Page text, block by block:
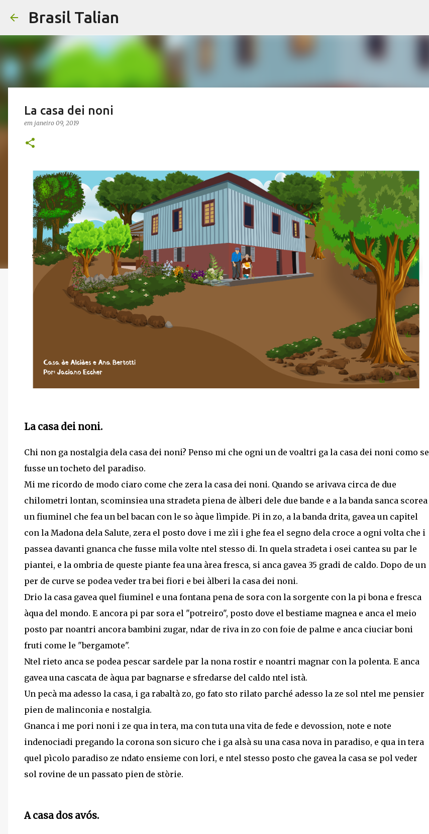
Brasil Talian
La casa dei noni
em janeiro 09, 2019
La casa dei noni.
Chi non ga nostalgia dela casa dei noni? Penso mi che ogni un de voaltri ga la casa dei noni como se
fusse un tocheto del paradiso.
Mi me ricordo de modo ciaro come che zera la casa dei noni. Quando se arivava circa de due
chilometri lontan, scominsiea una stradeta piena de àlberi dele due bande e a la banda sanca scorea
un fiuminel che fea un bel bacan con le so àque lìmpide. Pi in zo, a la banda drita, gavea un capitel
con la Madona dela Salute, zera el posto dove i me zìi i ghe fea el segno dela croce a ogni volta che i
passea davanti gnanca che fusse mila volte ntel stesso di. In quela stradeta i osei cantea su par le
piantei, e la ombria de queste piante fea una àrea fresca, si anca gavea 35 gradi de caldo. Dopo de un
per de curve se podea veder tra bei fiori e bei àlberi la casa dei noni.
Drio la casa gavea quel fiuminel e una fontana pena de sora con la sorgente con la pi bona e fresca
àqua del mondo. E ancora pi par sora el "potreiro", posto dove el bestiame magnea e anca el meio
posto par noantri ancora bambini zugar, ndar de riva in zo con foie de palme e anca ciuciar boni
fruti come le "bergamote".
Ntel rieto anca se podea pescar sardele par la nona rostir e noantri magnar con la polenta. E anca
gavea una cascata de àqua par bagnarse e sfredarse del caldo ntel istà.
Un pecà ma adesso la casa, i ga rabaltà zo, go fato sto rilato parché adesso la ze sol ntel me pensier
pien de malinconia e nostalgia.
Gnanca i me pori noni i ze qua in tera, ma con tuta una vita de fede e devossion, note e note
indenociadi pregando la corona son sicuro che i ga alsà su una casa nova in paradiso, e qua in tera
quel pìcolo paradiso ze ndato ensieme con lori, e ntel stesso posto che gavea la casa se pol veder
sol rovine de un passato pien de stòrie.
A casa dos avós.